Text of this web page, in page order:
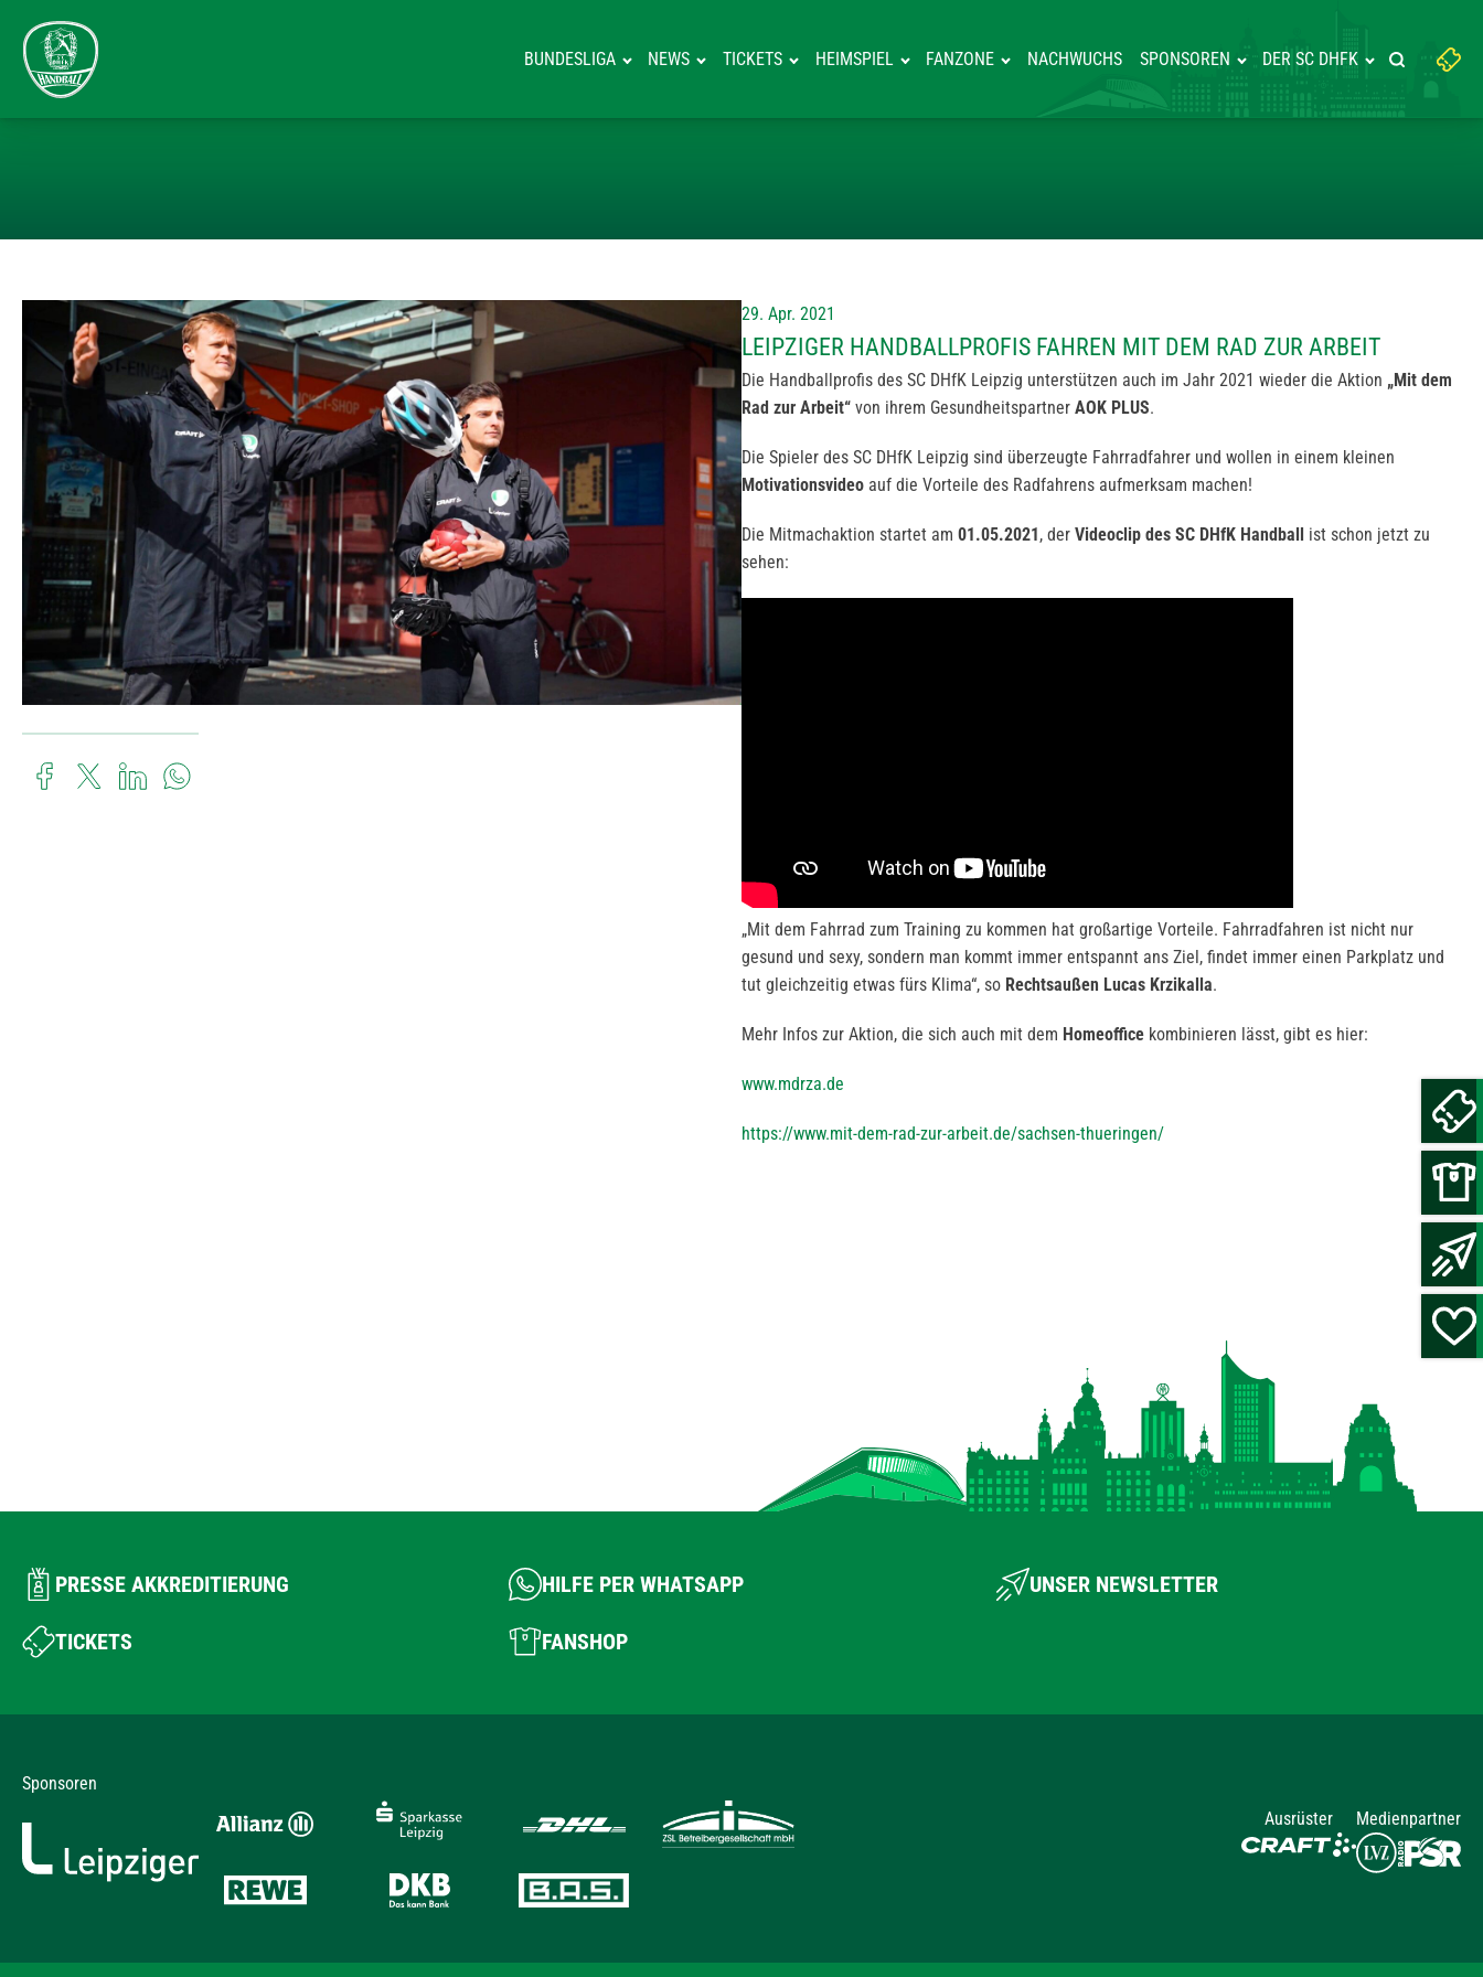
BUNDESLIGA NEWS TICKETS HEIMSPIEL FANZONE NACHWUCHS SPONSOREN DER SC DHFK
Suchbegriff
eingeben:
Suche
29. Apr. 2021
LEIPZIGER HANDBALLPROFIS FAHREN MIT DEM RAD ZUR ARBEIT
Die Handballprofis des SC DHfK Leipzig unterstützen auch im Jahr 2021 wieder die Aktion „Mit dem
Rad zur Arbeit“ von ihrem Gesundheitspartner AOK PLUS.
Die Spieler des SC DHfK Leipzig sind überzeugte Fahrradfahrer und wollen in einem kleinen
Motivationsvideo auf die Vorteile des Radfahrens aufmerksam machen!
Die Mitmachaktion startet am 01.05.2021, der Videoclip des SC DHfK Handball ist schon jetzt zu
sehen:
„Mit dem Fahrrad zum Training zu kommen hat großartige Vorteile. Fahrradfahren ist nicht nur
gesund und sexy, sondern man kommt immer entspannt ans Ziel, findet immer einen Parkplatz und
tut gleichzeitig etwas fürs Klima“, so Rechtsaußen Lucas Krzikalla.
Mehr Infos zur Aktion, die sich auch mit dem Homeoffice kombinieren lässt, gibt es hier:
www.mdrza.de
https://www.mit-dem-rad-zur-arbeit.de/sachsen-thueringen/
PRESSE AKKREDITIERUNG HILFE PER WHATSAPP UNSER NEWSLETTER
TICKETS FANSHOP
Sponsoren
Ausrüster
Medienpartner